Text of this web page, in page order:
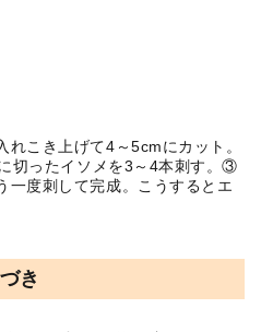
れこき上げて4～5cmにカット。
切ったイソメを3～4本刺す。③
一度刺して完成。こうするとエ
き